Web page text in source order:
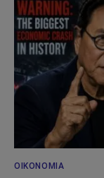
ΟΙΚΟΝΟΜΊΑ